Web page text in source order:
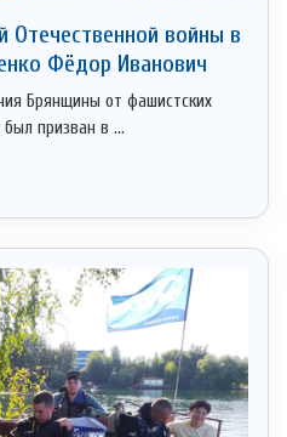
Отечественной войны в
Фёдор Иванович
Брянщины от фашистских
призван в ...